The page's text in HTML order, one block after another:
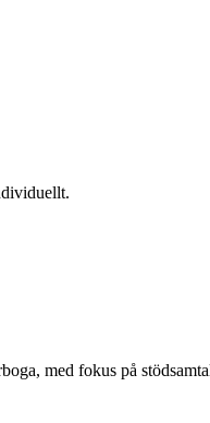
med fokus på